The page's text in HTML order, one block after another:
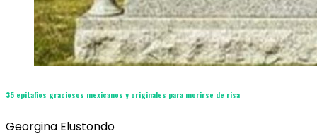
35 epitafios graciosos mexicanos y originales para morirse de risa
Georgina Elustondo